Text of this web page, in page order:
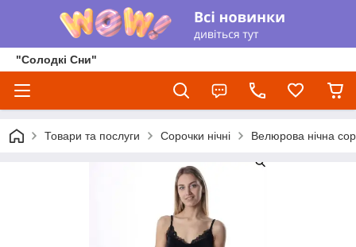
"Солодкі Сни"
Товари та послуги Сорочки нічні Велюрова нічна